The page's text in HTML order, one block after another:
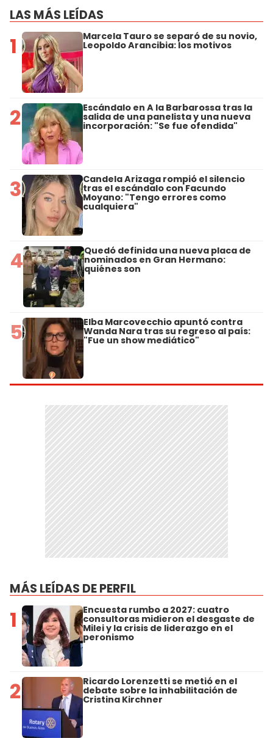
LAS MÁS LEÍDAS
1 Marcela Tauro se separó de su novio,
Leopoldo Arancibia: los motivos
2 Escándalo en A la Barbarossa tras la
salida de una panelista y una nueva
incorporación: "Se fue ofendida"
3 Candela Arizaga rompió el silencio
tras el escándalo con Facundo
Moyano: "Tengo errores como
cualquiera"
4 Quedó definida una nueva placa de
nominados en Gran Hermano:
quiénes son
5 Elba Marcovecchio apuntó contra
Wanda Nara tras su regreso al país:
"Fue un show mediático"
MÁS LEÍDAS DE PERFIL
1 Encuesta rumbo a 2027: cuatro
consultoras midieron el desgaste de
Milei y la crisis de liderazgo en el
peronismo
2 Ricardo Lorenzetti se metió en el
debate sobre la inhabilitación de
Cristina Kirchner